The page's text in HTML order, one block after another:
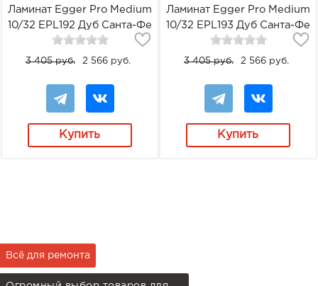
Ламинат Egger Pro Medium
10/32 EPL192 Дуб Санта-Фе
винтаж
3 405 руб. 2 566 руб.
Купить
Ламинат Egger Pro Medium
10/32 EPL193 Дуб Санта-Фе
серый
3 405 руб. 2 566 руб.
Купить
Всё для ремонта